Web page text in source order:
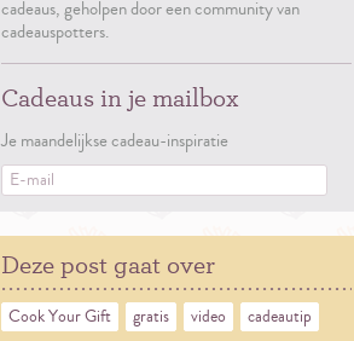
cadeaus, geholpen door een community van
cadeauspotters.
Cadeaus in je mailbox
Je maandelijkse cadeau-inspiratie
Deze post gaat over
Cook Your Gift gratis video cadeautip